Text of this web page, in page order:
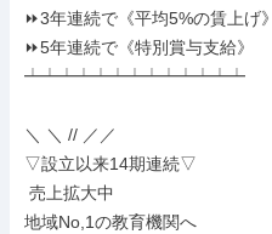
⏩3年連続で《平均5%の賃上げ》
⏩5年連続で《特別賞与支給》
┷┷┷┷┷┷┷┷┷┷┷┷┷
＼ ＼ // ／／
▽設立以来14期連続▽
地域No,1の教育機関へ